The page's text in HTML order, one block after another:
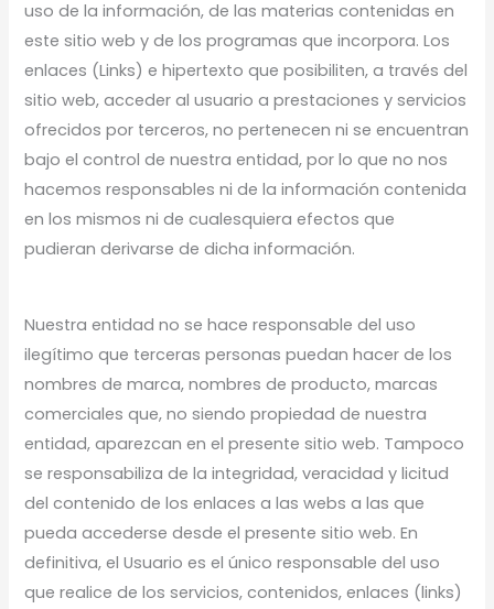
uso de la información, de las materias contenidas en
este sitio web y de los programas que incorpora. Los
enlaces (Links) e hipertexto que posibiliten, a través del
sitio web, acceder al usuario a prestaciones y servicios
ofrecidos por terceros, no pertenecen ni se encuentran
bajo el control de nuestra entidad, por lo que no nos
hacemos responsables ni de la información contenida
en los mismos ni de cualesquiera efectos que
pudieran derivarse de dicha información.
Nuestra entidad no se hace responsable del uso
ilegítimo que terceras personas puedan hacer de los
nombres de marca, nombres de producto, marcas
comerciales que, no siendo propiedad de nuestra
entidad, aparezcan en el presente sitio web. Tampoco
se responsabiliza de la integridad, veracidad y licitud
del contenido de los enlaces a las webs a las que
pueda accederse desde el presente sitio web. En
definitiva, el Usuario es el único responsable del uso
que realice de los servicios, contenidos, enlaces (links)